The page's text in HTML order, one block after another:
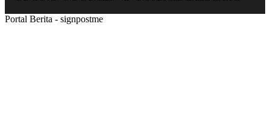
Portal Berita - signpostme